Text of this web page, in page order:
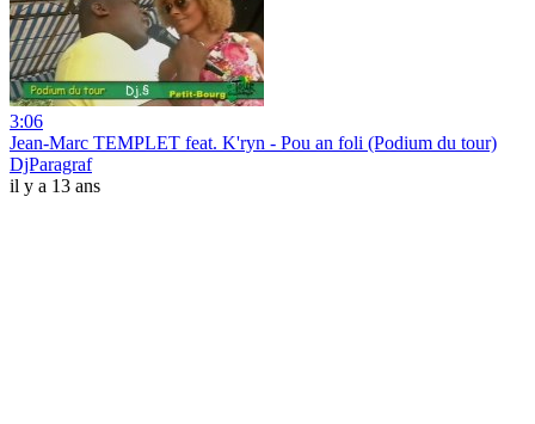
3:06
Jean-Marc TEMPLET feat. K'ryn - Pou an foli (Podium du tour)
DjParagraf
il y a 13 ans